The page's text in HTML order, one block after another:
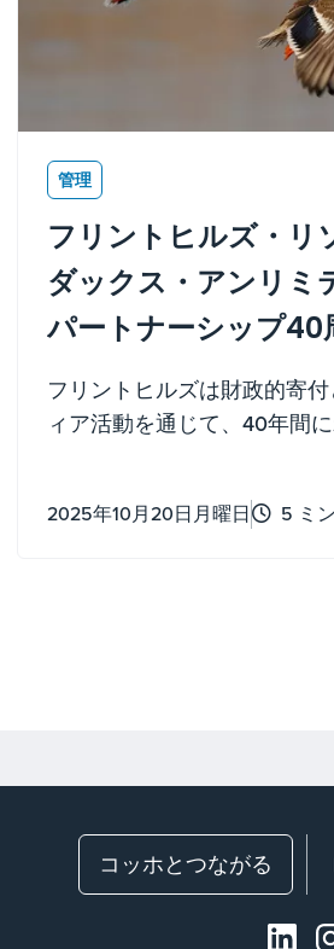
管理
フリントヒルズ・リ
ダックス・アンリミ
パートナーシップ40
う
フリントヒルズは財政的寄
ィア活動を通じて、40年間
2025年10月20日月曜日 5 ミ
コッホとつながる